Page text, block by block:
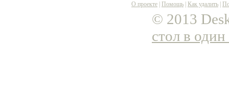
О проекте Помощь Как удалить
© 2013
стол в